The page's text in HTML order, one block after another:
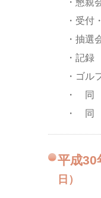
・受
・抽選
・記
・ゴル
・ 同
・ 同
平成
日）